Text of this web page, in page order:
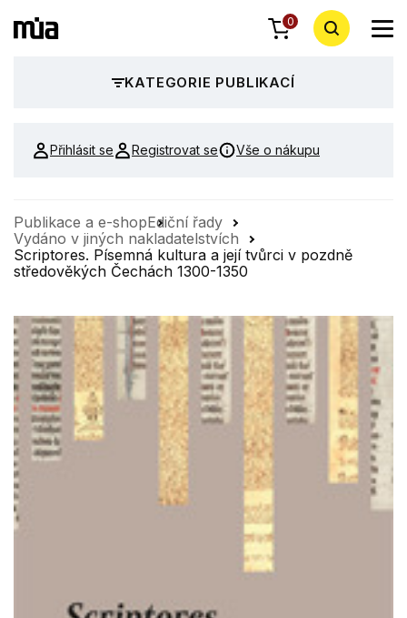
0
KATEGORIE PUBLIKACÍ
Přihlásit se Registrovat se Vše o nákupu
Publikace a e-shopEdiční řady
Vydáno v jiných nakladatelstvích
Scriptores. Písemná kultura a její tvůrci v pozdně
středověkých Čechách 1300-1350